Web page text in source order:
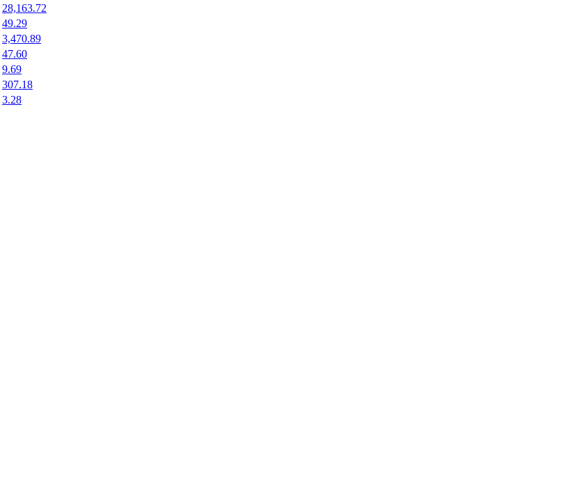
28,163.72
49.29
3,470.89
47.60
9.69
307.18
3.28